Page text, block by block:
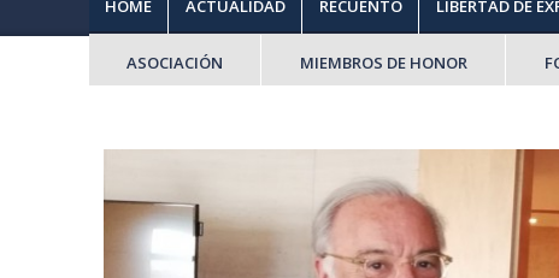
HOME ACTUALIDAD RECUENTO LIBERTAD DE
ASOCIACIÓN MIEMBROS DE HONOR